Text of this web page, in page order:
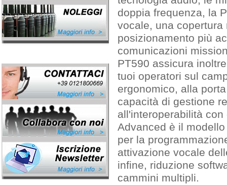
doppia frequenza, la
vocale, una
posizionamento più
comunicazioni
PT590 assicura
tuoi operatori sul
ergonomico, alla
capacità di gestione
all'interoperabilità
Advanced è il
per la
attivazione vocale
infine, riduzione
cammini multipli.